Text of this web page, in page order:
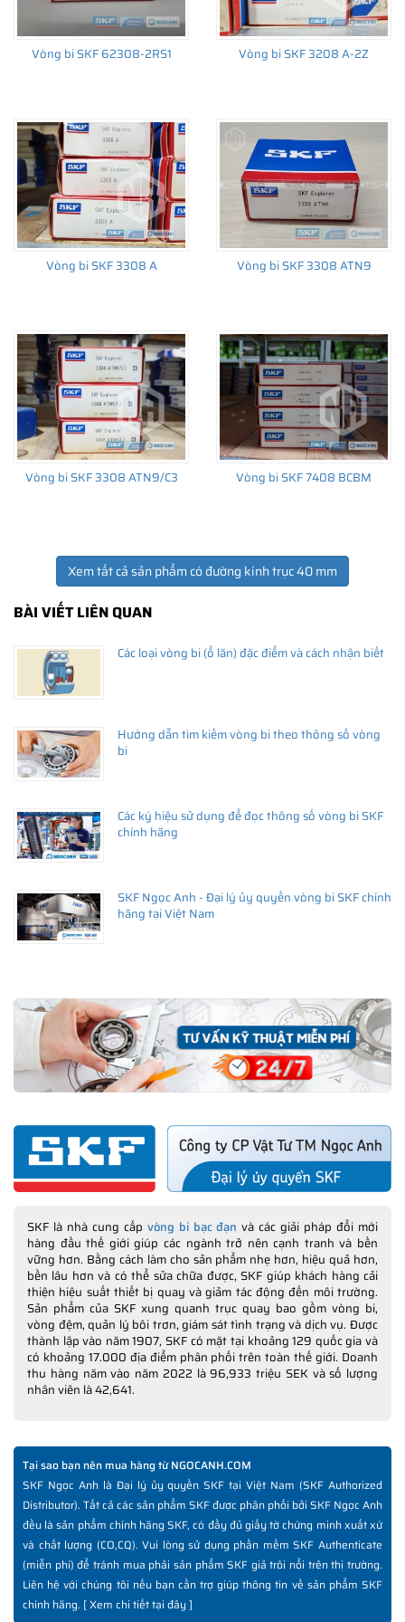
• Vòng bi SKF chính hãng, Những lưu ý cơ bản trước khi mua hàng
•Xuất xứ vòng bi SKF chính hãng ở đâu?
•Chất lượng vòng bi SKF chính hãng
Vòng bi SKF 62308-2RS1 Vòng bi SKF 3208 A-2Z
Vòng bi SKF 3308 A Vòng bi SKF 3308 ATN9
Vòng bi SKF 3308 ATN9/C3 Vòng bi SKF 7408 BCBM
Xem tất cả sản phẩm có đường kính trục 40 mm
BÀI VIẾT LIÊN QUAN
Các loại vòng bi (ổ lăn) đặc điểm và cách nhận biết
Hướng dẫn tìm kiếm vòng bi theo thông số vòng
bi
Các ký hiệu sử dụng để đọc thông số vòng bi SKF
chính hãng
SKF Ngọc Anh - Đại lý ủy quyền vòng bi SKF chính
hãng tại Việt Nam
SKF là nhà cung cấp vòng bi bạc đạn và các giải pháp đổi mới
hàng đầu thế giới giúp các ngành trở nên cạnh tranh và bền
vững hơn. Bằng cách làm cho sản phẩm nhẹ hơn, hiệu quả hơn,
bền lâu hơn và có thể sửa chữa được, SKF giúp khách hàng cải
thiện hiệu suất thiết bị quay và giảm tác động đến môi trường.
Sản phẩm của SKF xung quanh trục quay bao gồm vòng bi,
vòng đệm, quản lý bôi trơn, giám sát tình trạng và dịch vụ. Được
thành lập vào năm 1907, SKF có mặt tại khoảng 129 quốc gia và
có khoảng 17.000 địa điểm phân phối trên toàn thế giới. Doanh
thu hàng năm vào năm 2022 là 96,933 triệu SEK và số lượng
nhân viên là 42,641.
Tại sao bạn nên mua hàng từ NGOCANH.COM
SKF Ngọc Anh là Đại lý ủy quyền SKF tại Việt Nam (SKF Authorized
Distributor). Tất cả các sản phẩm SKF được phân phối bởi SKF Ngọc Anh
đều là sản phẩm chính hãng SKF, có đầy đủ giấy tờ chứng minh xuất xứ
và chất lượng (CO,CQ). Vui lòng sử dụng phần mềm SKF Authenticate
(miễn phí) để tránh mua phải sản phẩm SKF giả trôi nổi trên thị trường.
Liên hệ với chúng tôi nếu bạn cần trợ giúp thông tin về sản phẩm SKF
chính hãng. [Xem chi tiết tại đây]